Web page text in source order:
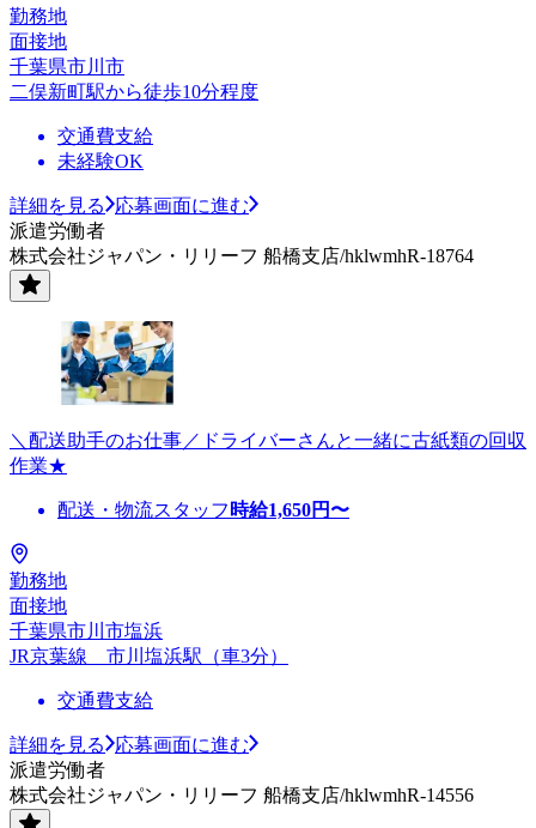
勤務地
面接地
千葉県市川市
二俣新町駅から徒歩10分程度
交通費支給
未経験OK
詳細を見る
応募画面に進む
派遣労働者
株式会社ジャパン・リリーフ 船橋支店/hklwmhR-18764
＼配送助手のお仕事／ドライバーさんと一緒に古紙類の回収
作業★
配送・物流スタッフ 時給1,650円〜
勤務地
面接地
千葉県市川市塩浜
JR京葉線 市川塩浜駅（車3分）
交通費支給
詳細を見る
応募画面に進む
派遣労働者
株式会社ジャパン・リリーフ 船橋支店/hklwmhR-14556